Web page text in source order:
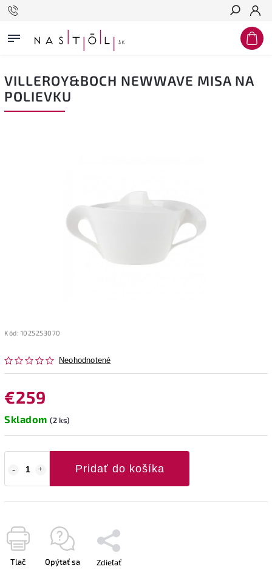
Hľadať
VILLEROY&BOCH NEWWAVE MISA NA
POLIEVKU
Kód: 1025253070
Neohodnotené
€259
Skladom (2 ks)
Pridať do košíka
Tlač Opýtať sa Zdieľať